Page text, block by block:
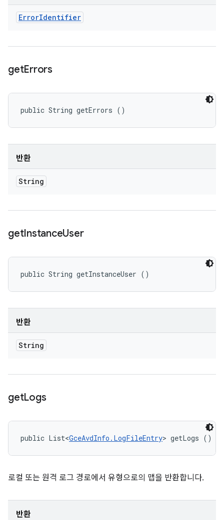
ErrorIdentifier
getErrors
public String getErrors ()
반환
String
getInstanceUser
public String getInstanceUser ()
반환
String
getLogs
public List<GceAvdInfo.LogFileEntry> getLogs ()
로컬 또는 원격 로그 경로에서 유형으로의 맵을 반환합니다.
반환